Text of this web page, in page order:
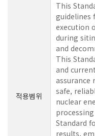
적용범위
This
guidelines
execution
during
and
This
and
assurance
safe,
nuclear
Standard
results,